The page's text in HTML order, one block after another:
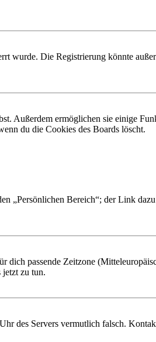
wurde. Die Registrierung könnte
Außerdem ermöglichen sie einige
du die Cookies des Boards löscht.
„Persönlichen Bereich“; der Link
dich passende Zeitzone
jetzt zu tun.
des Servers vermutlich falsch.